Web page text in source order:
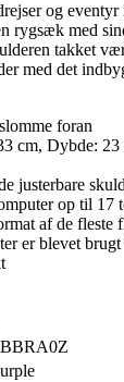
og
rygsæk med
takket
med det
foran
cm, Dybde: 23
justerbare
op til 17
af de fleste
er blevet